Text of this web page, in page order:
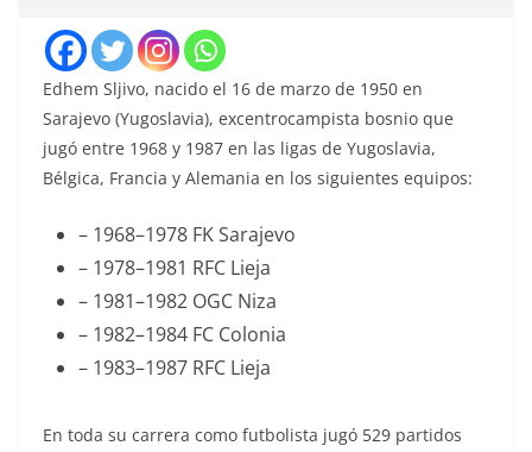
Edhem Sljivo, nacido el 16 de marzo de 1950 en
Sarajevo (Yugoslavia), excentrocampista bosnio que
jugó entre 1968 y 1987 en las ligas de Yugoslavia,
Bélgica, Francia y Alemania en los siguientes equipos:
– 1968–1978 FK Sarajevo
– 1978–1981 RFC Lieja
– 1981–1982 OGC Niza
– 1982–1984 FC Colonia
– 1983–1987 RFC Lieja
En toda su carrera como futbolista jugó 529 partidos